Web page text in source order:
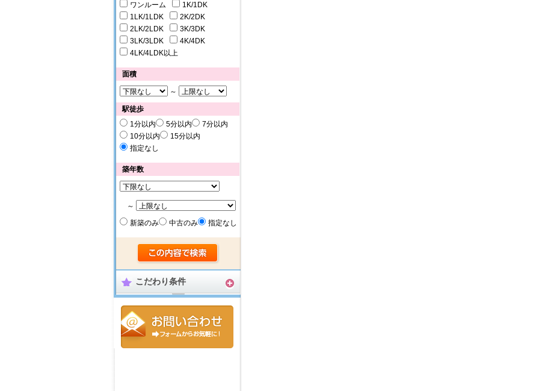
ワンルーム
1K/1DK
1LK/1LDK
2K/2DK
2LK/2LDK
3K/3DK
3LK/3LDK
4K/4DK
4LK/4LDK以上
面積
～
駅徒歩
1分以内
5分以内
7分以内
10分以内
15分以内
指定なし
築年数
～
新築のみ
中古のみ 指定なし
こだわり条件